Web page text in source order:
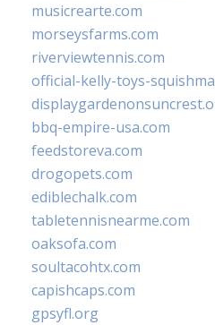
musicrearte.com
morseysfarms.com
riverviewtennis.com
official-kelly-toys-
bbq-empire-usa.com
feedstoreva.com
drogopets.com
ediblechalk.com
tabletennisnearme.com
oaksofa.com
soultacohtx.com
capishcaps.com
gpsyfl.org